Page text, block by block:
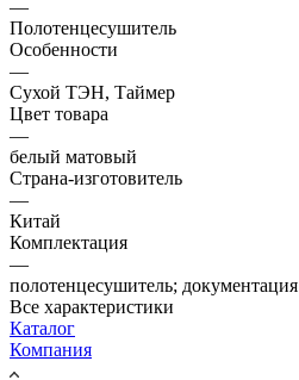
—
Полотенцесушитель
Особенности
—
Сухой ТЭН, Таймер
Цвет товара
—
белый матовый
Страна-изготовитель
—
Китай
Комплектация
—
полотенцесушитель; документация
Все характеристики
Каталог
Компания